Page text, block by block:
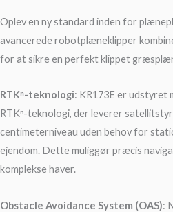
Oplev en ny standard inden for
avancerede robotplæneklipper
for at sikre en perfekt klippet
RTKⁿ-teknologi: KR173E er udstyret
RTKⁿ-teknologi, der leverer
centimeterniveau uden behov for
ejendom. Dette muliggør præcis
komplekse haver.
Obstacle Avoidance System (OAS):